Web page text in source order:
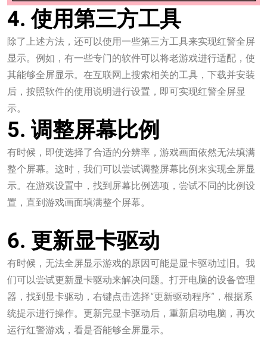
4. 使用第三方工具
除了上述方法，还可以使用一些第三方工具来实现红警全屏
显示。例如，有一些专门的软件可以将老游戏进行适配，使
其能够全屏显示。在互联网上搜索相关的工具，下载并安装
后，按照软件的使用说明进行设置，即可实现红警全屏显
示。
5. 调整屏幕比例
有时候，即使选择了合适的分辨率，游戏画面依然无法填满
整个屏幕。这时，我们可以尝试调整屏幕比例来实现全屏显
示。在游戏设置中，找到屏幕比例选项，尝试不同的比例设
置，直到游戏画面填满整个屏幕。
6. 更新显卡驱动
有时候，无法全屏显示游戏的原因可能是显卡驱动过旧。我
们可以尝试更新显卡驱动来解决问题。打开电脑的设备管理
器，找到显卡驱动，右键点击选择“更新驱动程序”，根据系
统提示进行操作。更新完显卡驱动后，重新启动电脑，再次
运行红警游戏，看是否能够全屏显示。